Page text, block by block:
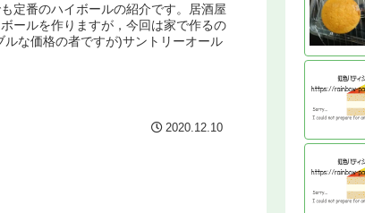
定番のハイボールの紹介です。居酒屋
ールを作りますが，今回は家で作るの
な価格の者ですが)サントリーオール
2020.12.10